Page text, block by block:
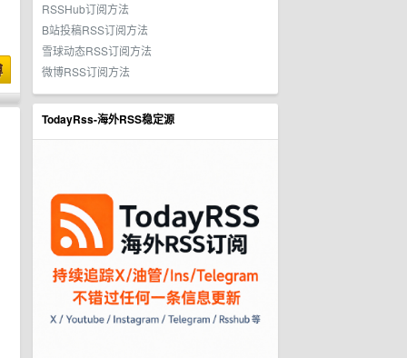
RSSHub订阅方法
B站投稿RSS订阅方法
雪球动态RSS订阅方法
微博RSS订阅方法
TodayRss-海外RSS稳定源